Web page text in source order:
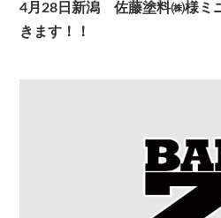
4月28日新潟 佐藤塗料㈱様ミ
きます！！